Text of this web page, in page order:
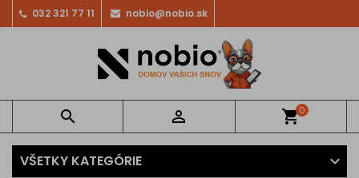
032 321 77 11 nobio@nobio.sk
  shopping_cart0
VŠETKY KATEGÓRIE